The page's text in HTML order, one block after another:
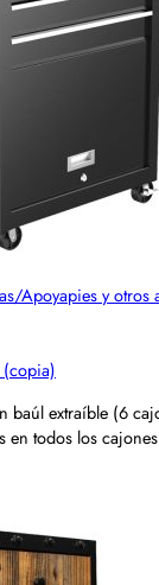
Apoyapies y otros
baúl extraíble (6
en todos los